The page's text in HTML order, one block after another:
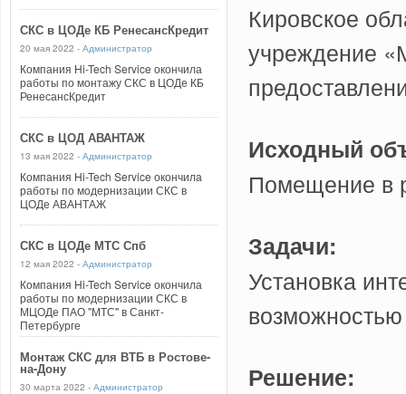
СКС в ЦОДе КБ РенесансКредит
20 мая 2022 - Администратор
Компания Hi-Tech Service окончила
работы по монтажу СКС в ЦОДе КБ
РенесансКредит
СКС в ЦОД АВАНТАЖ
13 мая 2022 - Администратор
Компания Hi-Tech Service окончила
работы по модернизации СКС в
ЦОДе АВАНТАЖ
СКС в ЦОДе МТС Спб
12 мая 2022 - Администратор
Компания Hi-Tech Service окончила
работы по модернизации СКС в
МЦОДе ПАО "МТС" в Санкт-
Петербурге
Монтаж СКС для ВТБ в Ростове-
на-Дону
30 марта 2022 - Администратор
Кировское
учреждение
Исходный
Помещение в
Задачи:
Установка
Решение: